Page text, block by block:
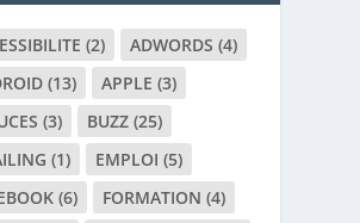
(2) ADWORDS (4)
(13) APPLE (3)
(3) BUZZ (25)
(1) EMPLOI (5)
(6) FORMATION (4)